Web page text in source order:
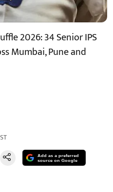
2026: 34 Senior IPS
Mumbai, Pune and
Add as a preferred
source on Google